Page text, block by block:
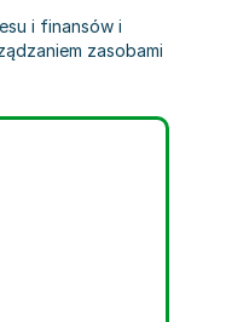
i finansów i
zasobami